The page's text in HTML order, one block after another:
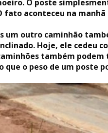
O poste
fato aconteceu na
um outro caminhão
Hoje, ele cedeu
também
o peso de um poste